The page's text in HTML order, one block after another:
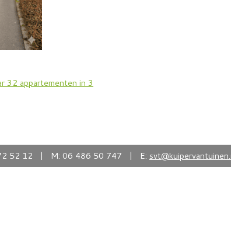
32 appartementen in 3
52 12 | M: 06 486 50 747 | E: